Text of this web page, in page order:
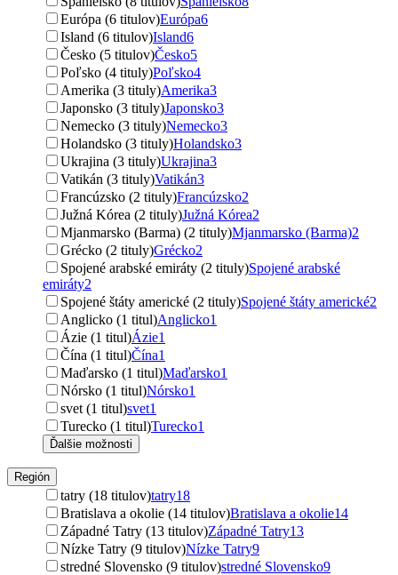
Európa (6 titulov)Európa6
Island (6 titulov)Island6
Česko (5 titulov)Česko5
Poľsko (4 tituly)Poľsko4
Amerika (3 tituly)Amerika3
Japonsko (3 tituly)Japonsko3
Nemecko (3 tituly)Nemecko3
Holandsko (3 tituly)Holandsko3
Ukrajina (3 tituly)Ukrajina3
Vatikán (3 tituly)Vatikán3
Francúzsko (2 tituly)Francúzsko2
Južná Kórea (2 tituly)Južná Kórea2
Mjanmarsko (Barma) (2 tituly)Mjanmarsko (Barma)2
Grécko (2 tituly)Grécko2
Spojené arabské emiráty (2 tituly)Spojené arabské
emiráty2
Spojené štáty americké (2 tituly)Spojené štáty americké2
Anglicko (1 titul)Anglicko1
Ázie (1 titul)Ázie1
Čína (1 titul)Čína1
Maďarsko (1 titul)Maďarsko1
Nórsko (1 titul)Nórsko1
svet (1 titul)svet1
Turecko (1 titul)Turecko1
Ďalšie možnosti
Región
tatry (18 titulov)tatry18
Bratislava a okolie (14 titulov)Bratislava a okolie14
Západné Tatry (13 titulov)Západné Tatry13
Nízke Tatry (9 titulov)Nízke Tatry9
stredné Slovensko (9 titulov)stredné Slovensko9